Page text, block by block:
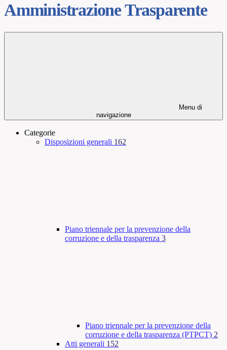
Amministrazione Trasparente
Menu di
navigazione
Categorie
Disposizioni generali 162
Piano triennale per la prevenzione della
corruzione e della trasparenza 3
Piano triennale per la prevenzione della
corruzione e della trasparenza (PTPCT) 2
Atti generali 152